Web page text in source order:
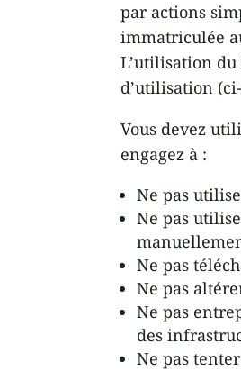
par actions
immatriculée
L’utilisation
d’utilisation
Vous devez
engagez à :
Ne pas
Ne pas
Ne pas
Ne pas
Ne pas
des
Ne pas